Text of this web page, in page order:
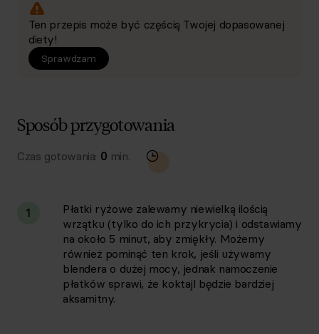
Ten przepis może być częścią Twojej dopasowanej
diety!
Sprawdzam
Sposób przygotowania
Czas gotowania: 0 min.
1
Płatki ryżowe zalewamy niewielką ilością
wrzątku (tylko do ich przykrycia) i odstawiamy
na około 5 minut, aby zmiękły. Możemy
również pominąć ten krok, jeśli używamy
blendera o dużej mocy, jednak namoczenie
płatków sprawi, że koktajl będzie bardziej
aksamitny.